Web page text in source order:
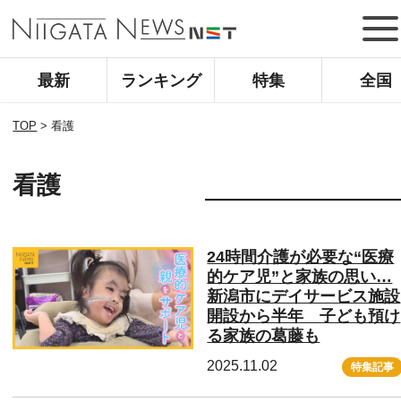
最新 ランキング 特集 全国
TOP >看護
看護
24時間介護が必要な“医療
的ケア児”と家族の思い…
新潟市にデイサービス施設
開設から半年 子ども預け
る家族の葛藤も
2025.11.02 特集記事